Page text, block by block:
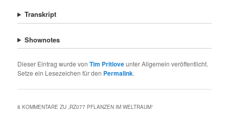
Transkript
Shownotes
Dieser Eintrag wurde vonTim Pritloveunter Allgemein veröffentlicht.
Setze ein Lesezeichen für den Permalink.
8 KOMMENTARE ZU „ RZ077 PFLANZEN IM WELTRAUM“